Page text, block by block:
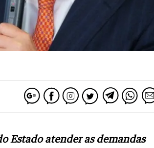
Estado atender as demandas